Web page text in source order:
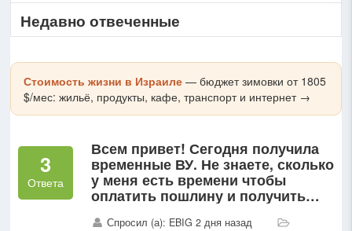
Недавно отвеченные
Стоимость жизни в Израиле — бюджет зимовки от 1805
$/мес: жильё, продукты, кафе, транспорт и интернет →
3
Ответа
Всем привет! Сегодня получила
временные ВУ. Не знаете, сколько
у меня есть времени чтобы
оплатить пошлину и получить
Спросил (а): EBIG 2 дня назад